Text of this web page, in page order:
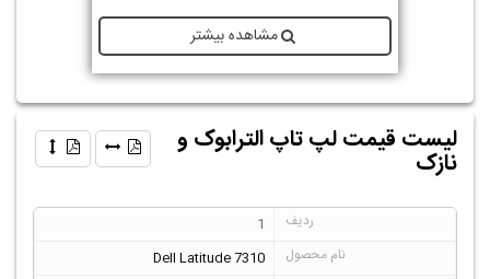
مشاهده بیشتر
لیست قیمت لپ تاپ الترابوک و
نازک
1
Dell Latitude 7310